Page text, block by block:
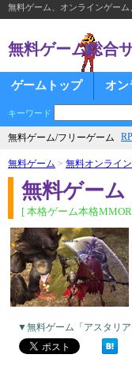
無料ゲーム、オンラインゲー
無料ゲーム総合
ゲームトップ オン
キーワード
無料ゲーム/フリーゲーム
無料ゲーム > 無料オンライ
無料ゲー
[ 本格ゲーム本格
▼無料ゲーム「アスタリ